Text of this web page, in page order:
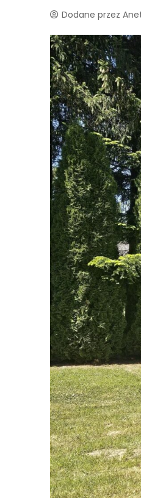
Dodane przez